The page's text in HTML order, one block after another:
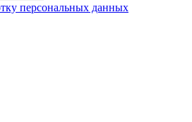
персональных данных